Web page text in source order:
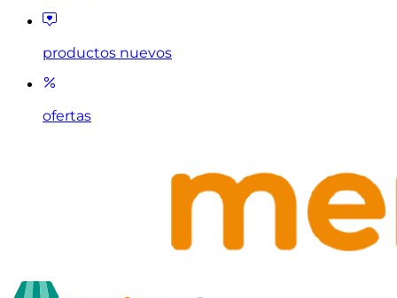
productos nuevos
ofertas